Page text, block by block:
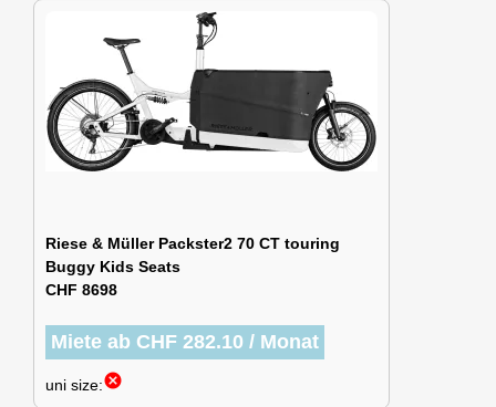
Riese & Müller Packster2 70 CT touring
Buggy Kids Seats
CHF 8698
Miete ab CHF 282.10 / Monat
uni size:cancel